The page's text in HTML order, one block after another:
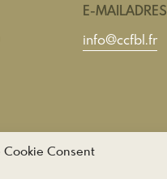
Cookie Consent
E-MAILADRES
info@ccfbl.fr